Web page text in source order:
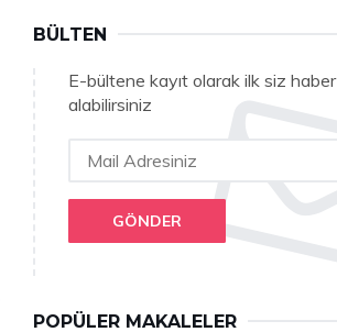
BÜLTEN
E-bültene kayıt olarak ilk siz haber
alabilirsiniz
GÖNDER
POPÜLER MAKALELER